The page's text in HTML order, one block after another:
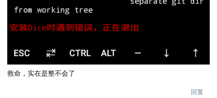
救命，实在是整不会了
回复